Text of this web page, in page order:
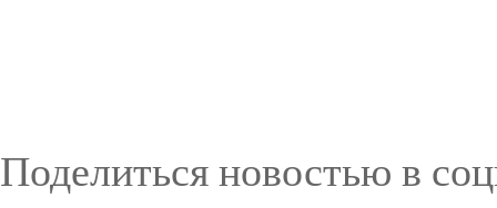
Поделиться новостью в